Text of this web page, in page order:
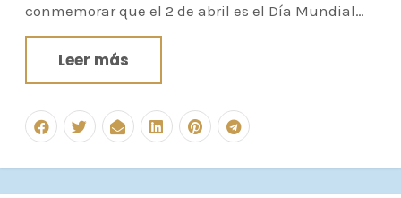
conmemorar que el 2 de abril es el Día Mundial…
Leer más